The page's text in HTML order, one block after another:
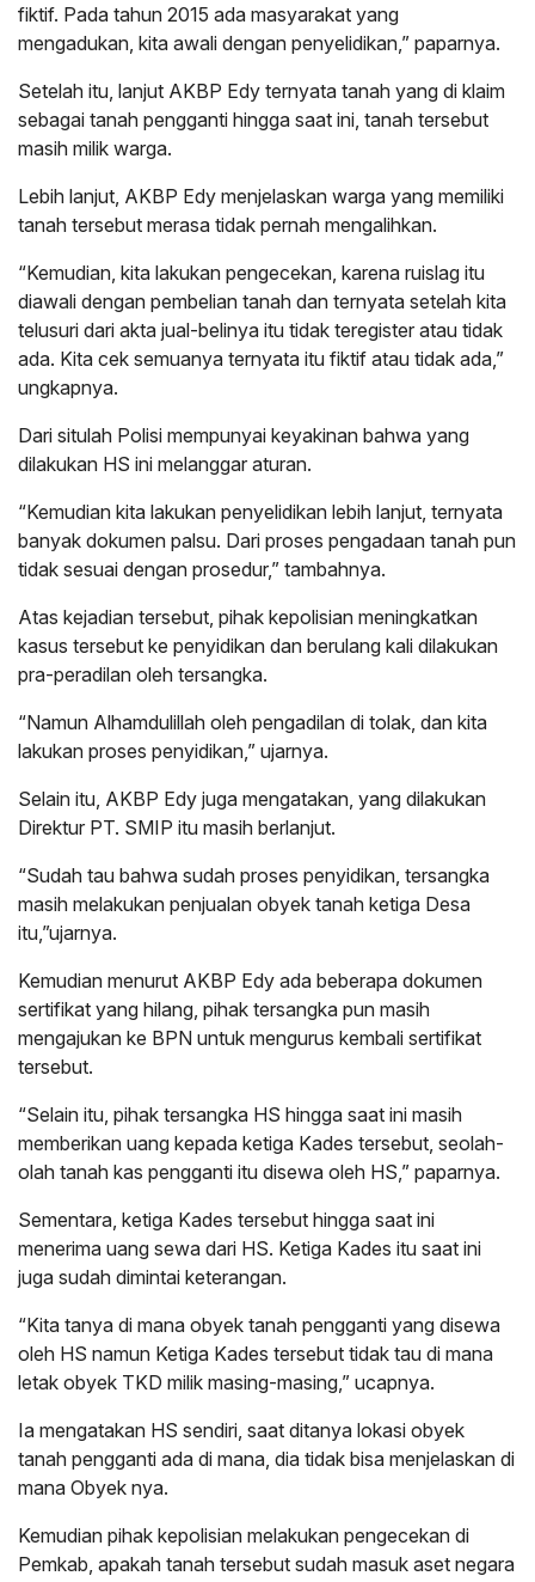
fiktif. Pada tahun 2015 ada masyarakat yang
mengadukan, kita awali dengan penyelidikan,” paparnya.
Setelah itu, lanjut AKBP Edy ternyata tanah yang di klaim
sebagai tanah pengganti hingga saat ini, tanah tersebut
masih milik warga.
Lebih lanjut, AKBP Edy menjelaskan warga yang memiliki
tanah tersebut merasa tidak pernah mengalihkan.
“Kemudian, kita lakukan pengecekan, karena ruislag itu
diawali dengan pembelian tanah dan ternyata setelah kita
telusuri dari akta jual-belinya itu tidak teregister atau tidak
ada. Kita cek semuanya ternyata itu fiktif atau tidak ada,”
ungkapnya.
Dari situlah Polisi mempunyai keyakinan bahwa yang
dilakukan HS ini melanggar aturan.
“Kemudian kita lakukan penyelidikan lebih lanjut, ternyata
banyak dokumen palsu. Dari proses pengadaan tanah pun
tidak sesuai dengan prosedur,” tambahnya.
Atas kejadian tersebut, pihak kepolisian meningkatkan
kasus tersebut ke penyidikan dan berulang kali dilakukan
pra-peradilan oleh tersangka.
“Namun Alhamdulillah oleh pengadilan di tolak, dan kita
lakukan proses penyidikan,” ujarnya.
Selain itu, AKBP Edy juga mengatakan, yang dilakukan
Direktur PT. SMIP itu masih berlanjut.
“Sudah tau bahwa sudah proses penyidikan, tersangka
masih melakukan penjualan obyek tanah ketiga Desa
itu,”ujarnya.
Kemudian menurut AKBP Edy ada beberapa dokumen
sertifikat yang hilang, pihak tersangka pun masih
mengajukan ke BPN untuk mengurus kembali sertifikat
tersebut.
“Selain itu, pihak tersangka HS hingga saat ini masih
memberikan uang kepada ketiga Kades tersebut, seolah-
olah tanah kas pengganti itu disewa oleh HS,” paparnya.
Sementara, ketiga Kades tersebut hingga saat ini
menerima uang sewa dari HS. Ketiga Kades itu saat ini
juga sudah dimintai keterangan.
“Kita tanya di mana obyek tanah pengganti yang disewa
oleh HS namun Ketiga Kades tersebut tidak tau di mana
letak obyek TKD milik masing-masing,” ucapnya.
Ia mengatakan HS sendiri, saat ditanya lokasi obyek
tanah pengganti ada di mana, dia tidak bisa menjelaskan di
mana Obyek nya.
Kemudian pihak kepolisian melakukan pengecekan di
Pemkab, apakah tanah tersebut sudah masuk aset negara